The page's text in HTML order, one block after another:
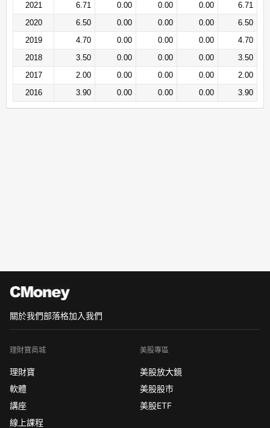
2021
6.71 0.00 0.00 0.00
6.71
2020
6.50 0.00 0.00 0.00
6.50
2019
4.70 0.00 0.00 0.00
4.70
2018
3.50 0.00 0.00 0.00
3.50
2017
2.00 0.00 0.00 0.00
2.00
2016
3.90 0.00 0.00 0.00 3.90
關於我們部落格加入我們
理財寶商城
理財寶
軟體
講座
線上課程
美股專區
美股放大鏡
美股股市
美股ETF